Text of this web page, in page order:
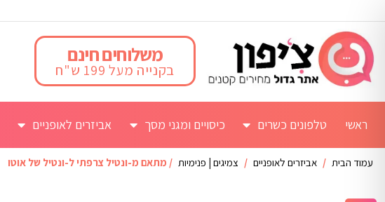
משלוחים חינם
בקנייה מעל 199 ש"ח
ראשי טלפונים כשרים כיסויים ומגני מסך אביזרים לאופניים
עמוד הבית / אביזרים לאופניים / צמיגים | פנימיות / מתאם מ-ונטיל צרפתי ל-ונטיל של אוטו